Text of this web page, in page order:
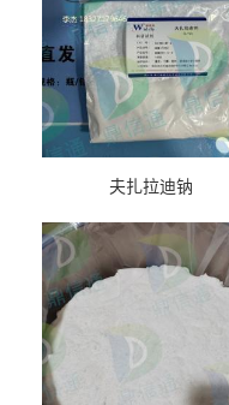
夫扎拉迪钠